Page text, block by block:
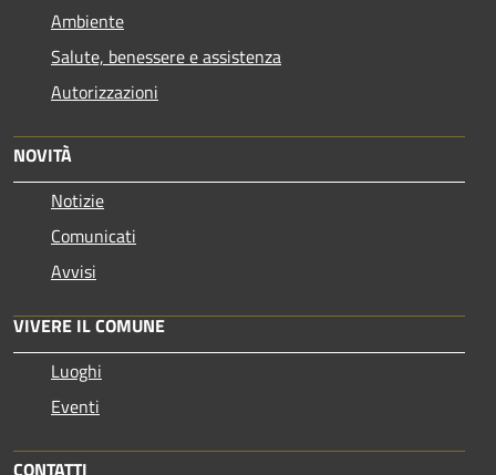
Ambiente
Salute, benessere e assistenza
Autorizzazioni
NOVITÀ
Notizie
Comunicati
Avvisi
VIVERE IL COMUNE
Luoghi
Eventi
CONTATTI